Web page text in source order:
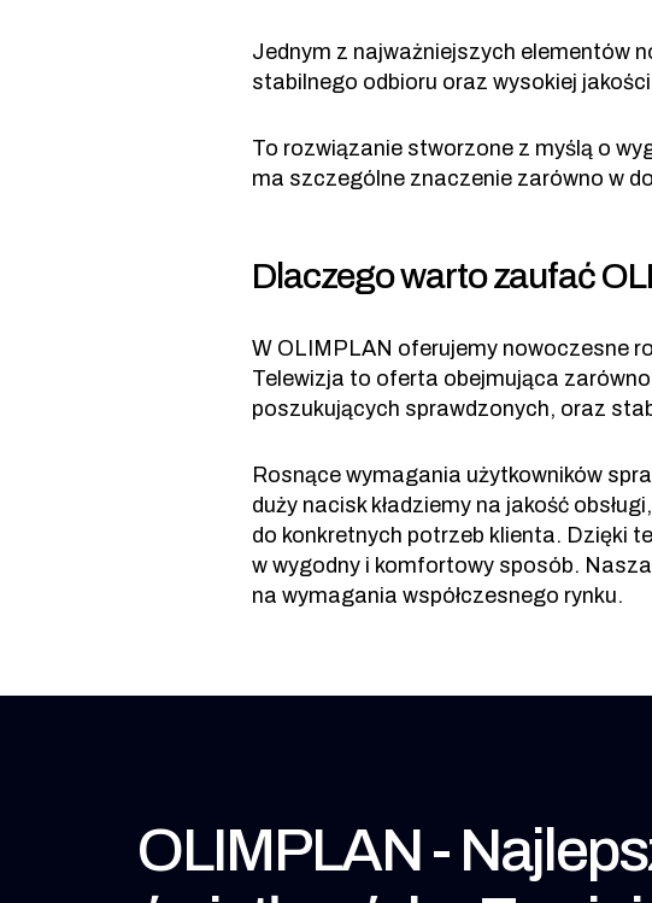
Jednym z najważniejszych elementów
stabilnego odbioru oraz wysokiej
To rozwiązanie stworzone z myślą o
ma szczególne znaczenie zarówno w
Dlaczego warto zaufać
W OLIMPLAN oferujemy nowoczesne
Telewizja to oferta obejmująca
poszukujących sprawdzonych, oraz
Rosnące wymagania użytkowników
duży nacisk kładziemy na jakość
do konkretnych potrzeb klienta. Dzięki
w wygodny i komfortowy sposób.
na wymagania współczesnego rynku.
OLIMPLAN -